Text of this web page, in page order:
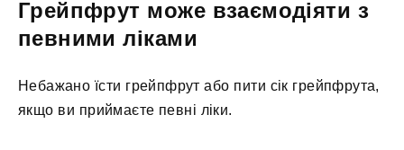
Грейпфрут може взаємодіяти з
певними ліками
Небажано їсти грейпфрут або пити сік грейпфрута,
якщо ви приймаєте певні ліки.